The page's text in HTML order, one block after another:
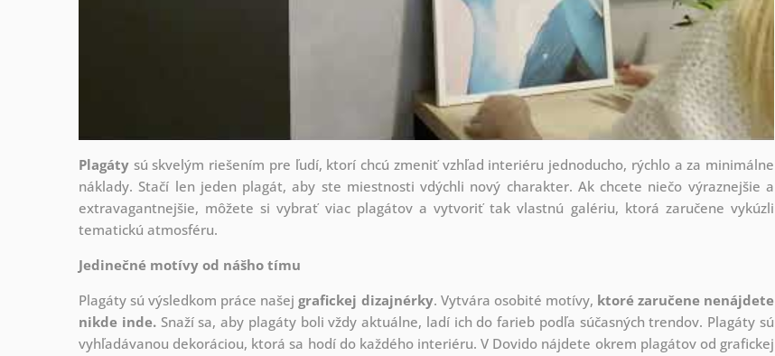
Plagáty sú skvelým riešením pre ľudí, ktorí chcú zmeniť vzhľad interiéru jednoducho, rýchlo a za minimálne
náklady. Stačí len jeden plagát, aby ste miestnosti vdýchli nový charakter. Ak chcete niečo výraznejšie a
extravagantnejšie, môžete si vybrať viac plagátov a vytvoriť tak vlastnú galériu, ktorá zaručene vykúzli
tematickú atmosféru.
Jedinečné motívy od nášho tímu
Plagáty sú výsledkom práce našejgrafickej dizajnérky. Vytvára osobité motívy, ktoré zaručene nenájdete
nikde inde.Snaží sa, aby plagáty boli vždy aktuálne, ladí ich do farieb podľa súčasných trendov. Plagáty sú
vyhľadávanou dekoráciou, ktorá sa hodí do každého interiéru. V Dovido nájdete okrem plagátov od grafickej